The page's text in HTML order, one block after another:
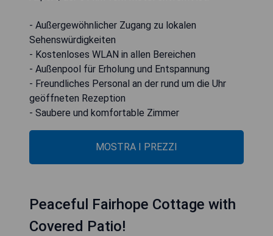
- Außergewöhnlicher Zugang zu lokalen
Sehenswürdigkeiten
- Kostenloses WLAN in allen Bereichen
- Außenpool für Erholung und Entspannung
- Freundliches Personal an der rund um die Uhr
geöffneten Rezeption
- Saubere und komfortable Zimmer
MOSTRA I PREZZI
Peaceful Fairhope Cottage with
Covered Patio!